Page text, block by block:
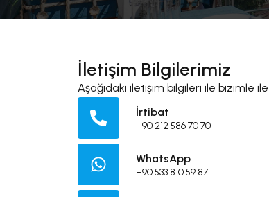
İletişim Bilgilerimiz
Aşağıdaki iletişim bilgileri ile bizimle
İrtibat
+90 212 586 70 70
WhatsApp
+90 533 810 59 87